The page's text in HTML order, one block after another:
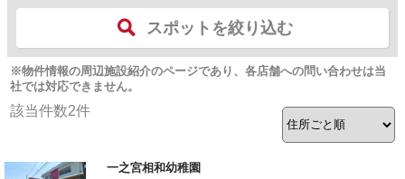
スポットを絞り込む
※物件情報の周辺施設紹介のページであり、各店舗への問い合わせは当
社では対応できません。
該当件数2件
一之宮相和幼稚園